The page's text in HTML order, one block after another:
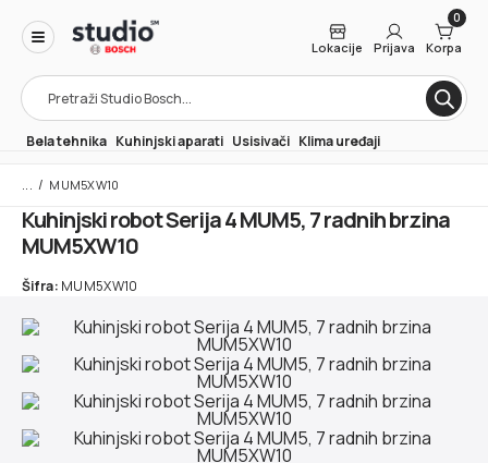
Products
search
Lokacije Prijava
0
Korpa
Bela tehnika Kuhinjski aparati Usisivači Klima uređaji
/ MUM5XW10
Kuhinjski robot Serija 4 MUM5, 7 radnih brzina
MUM5XW10
Šifra: MUM5XW10